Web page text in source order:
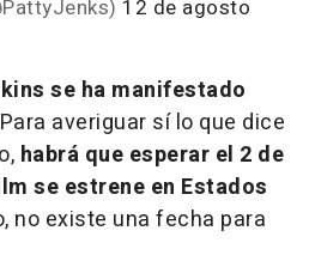
12 de agosto
se ha manifestado
averiguar sí lo que dice
habrá que esperar el 2 de
se estrene en Estados
no existe una fecha para